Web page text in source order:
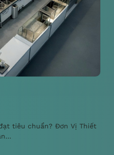
tiêu chuẩn? Đơn Vị Thiết